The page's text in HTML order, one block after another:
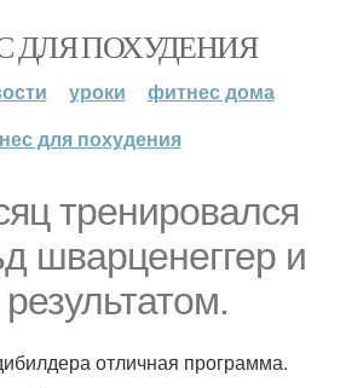
ДЛЯ ПОХУДЕНИЯ
уроки
фитнес дома
для похудения
тренировался
шварценеггер и
отличная программа.